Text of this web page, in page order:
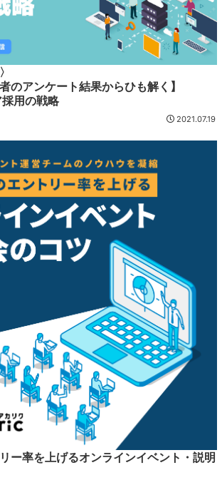
のアンケート結果からひも解く】
用の戦略
2021.07.19
ー率を上げるオンラインイベント・説明